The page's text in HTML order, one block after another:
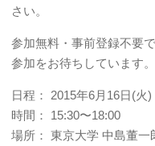
さい。
参加無料・事前登録不要
参加をお待ちしています。
日程： 2015年6月16日(火)
時間： 15:30〜18:00
場所： 東京大学 中島董